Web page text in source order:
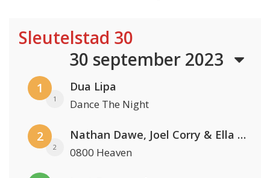
Sleutelstad 30
30 september 2023
1
1
Dua Lipa
Dance The Night
2
2
Nathan Dawe, Joel Corry & Ella Henderson
0800 Heaven